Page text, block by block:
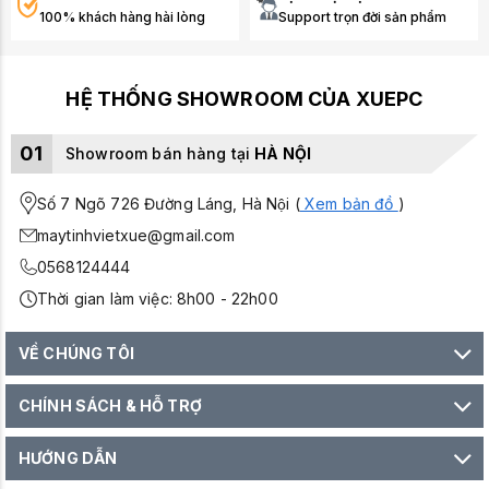
100% khách hàng hài lòng Support trọn đời sản phẩm
HỆ THỐNG SHOWROOM CỦA XUEPC
01 Showroom bán hàng tại HÀ NỘI
Số 7 Ngõ 726 Đường Láng, Hà Nội (Xem bản đồ )
maytinhvietxue@gmail.com
0568124444
Thời gian làm việc: 8h00 - 22h00
VỀ CHÚNG TÔI
CHÍNH SÁCH & HỖ TRỢ
HƯỚNG DẪN